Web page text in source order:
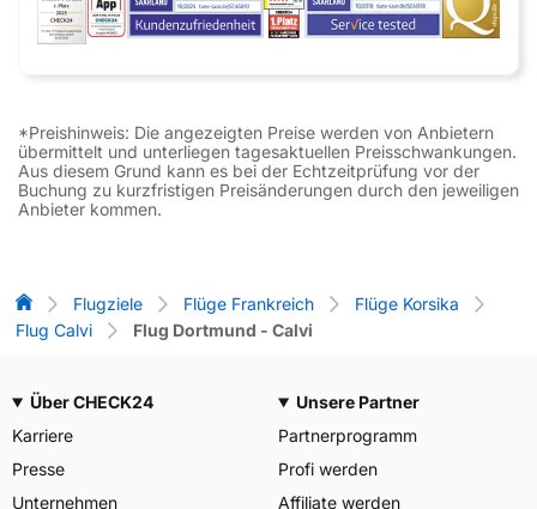
*Preishinweis: Die angezeigten Preise werden von Anbietern
übermittelt und unterliegen tagesaktuellen Preisschwankungen.
Aus diesem Grund kann es bei der Echtzeitprüfung vor der
Buchung zu kurzfristigen Preisänderungen durch den jeweiligen
Anbieter kommen.
Flug-Vergleich
Flugziele Flüge Frankreich
Flüge Korsika
Flug Calvi
Flug Dortmund - Calvi
Über CHECK24
Karriere
Presse
Unternehmen
Unsere Partner
Partnerprogramm
Profi werden
Affiliate werden